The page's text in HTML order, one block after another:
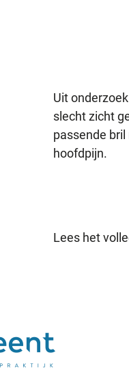
Uit
slecht zicht
passende
hoofdpijn.
Lees het